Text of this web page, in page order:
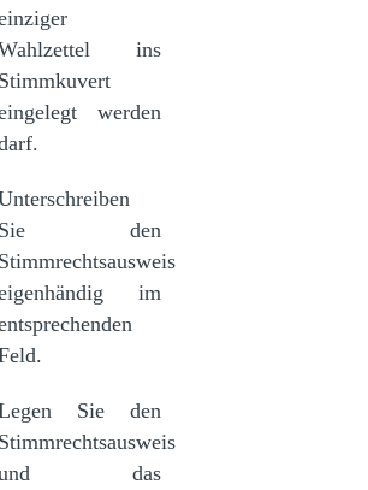
ins
Stimmkuvert
werden
Sie den
Stimmrechtsausweis
im
Sie den
Stimmrechtsausweis
das